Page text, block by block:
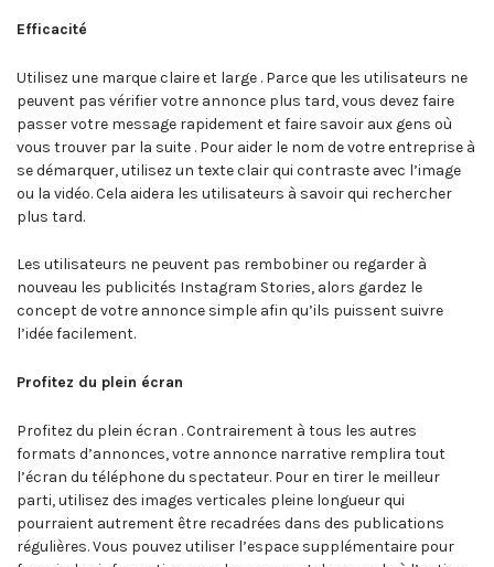
Efficacité
Utilisez une marque claire et large . Parce que les utilisateurs ne
peuvent pas vérifier votre annonce plus tard, vous devez faire
passer votre message rapidement et faire savoir aux gens où
vous trouver par la suite . Pour aider le nom de votre entreprise à
se démarquer, utilisez un texte clair qui contraste avec l’image
ou la vidéo. Cela aidera les utilisateurs à savoir qui rechercher
plus tard.
Les utilisateurs ne peuvent pas rembobiner ou regarder à
nouveau les publicités Instagram Stories, alors gardez le
concept de votre annonce simple afin qu’ils puissent suivre
l’idée facilement.
Profitez du plein écran
Profitez du plein écran . Contrairement à tous les autres
formats d’annonces, votre annonce narrative remplira tout
l’écran du téléphone du spectateur. Pour en tirer le meilleur
parti, utilisez des images verticales pleine longueur qui
pourraient autrement être recadrées dans des publications
régulières. Vous pouvez utiliser l’espace supplémentaire pour